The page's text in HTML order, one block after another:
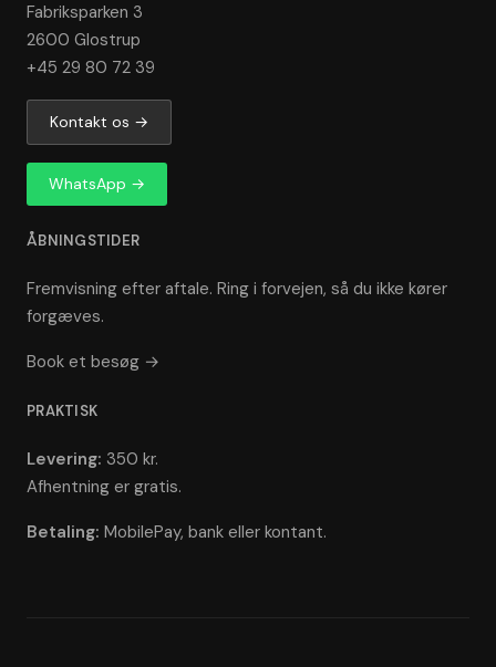
Fabriksparken 3
2600 Glostrup
+45 29 80 72 39
Kontakt os →
WhatsApp →
ÅBNINGSTIDER
Fremvisning efter aftale. Ring i forvejen, så du ikke kører
forgæves.
Book et besøg →
PRAKTISK
Levering: 350 kr.
Afhentning er gratis.
Betaling: MobilePay, bank eller kontant.